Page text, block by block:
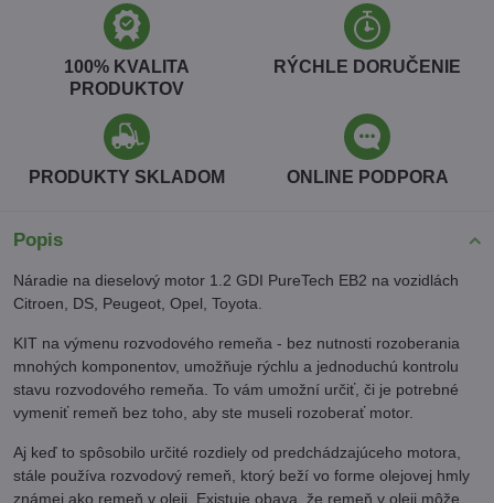
100% KVALITA
PRODUKTOV
RÝCHLE DORUČENIE
PRODUKTY SKLADOM ONLINE PODPORA
Popis
Náradie na dieselový motor 1.2 GDI PureTech EB2 na vozidlách
Citroen, DS, Peugeot, Opel, Toyota.
KIT na výmenu rozvodového remeňa - bez nutnosti rozoberania
mnohých komponentov, umožňuje rýchlu a jednoduchú kontrolu
stavu rozvodového remeňa. To vám umožní určiť, či je potrebné
vymeniť remeň bez toho, aby ste museli rozoberať motor.
Aj keď to spôsobilo určité rozdiely od predchádzajúceho motora,
stále používa rozvodový remeň, ktorý beží vo forme olejovej hmly
známej ako remeň v oleji. Existuje obava, že remeň v oleji môže